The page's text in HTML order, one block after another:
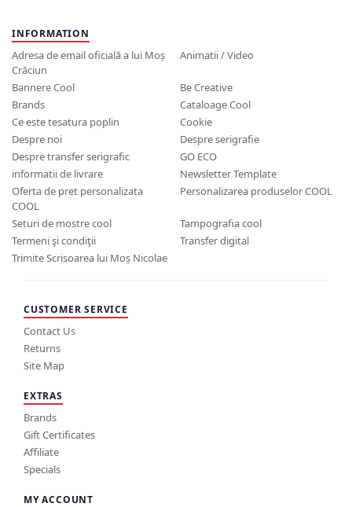
INFORMATION
Adresa de email oficială a lui Moș
Crăciun
Animatii / Video
Bannere Cool
Be Creative
Brands
Cataloage Cool
Ce este tesatura poplin
Cookie
Despre noi
Despre serigrafie
Despre transfer serigrafic
GO ECO
informatii de livrare
Newsletter Template
Oferta de pret personalizata
COOL
Personalizarea produselor COOL
Seturi de mostre cool
Tampografia cool
Termeni şi condiţii
Transfer digital
Trimite Scrisoarea lui Moș Nicolae
CUSTOMER SERVICE
Contact Us
Returns
Site Map
EXTRAS
Brands
Gift Certificates
Affiliate
Specials
MY ACCOUNT